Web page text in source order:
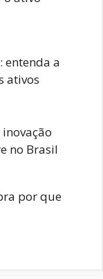
entenda a
ativos
no Brasil
por que